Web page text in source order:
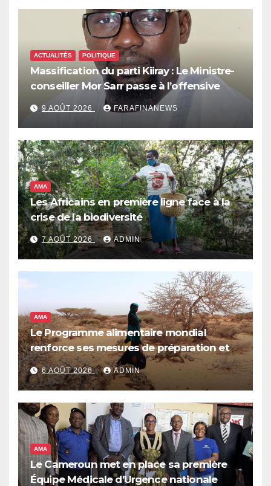
ACTUALITÉS POLITIQUE
Massification du parti Kiiray : Le Ministre-
conseiller Mor Sarr passe à l’offensive
9 AOÛT 2026 FARAFINANEWS
AMA
Les Africains en première ligne face à la
crise de la biodiversité
7 AOÛT 2026 ADMIN
AMA
Le Programme alimentaire mondial
renforce ses mesures de préparation et
de réponse face à la menace d’El Niño,
qui pourrait plonger des dizaines de
millions de personnes dans l’insécurité
alimentaire aiguë
6 AOÛT 2026 ADMIN
AMA
Le Cameroun met en place sa première
Équipe Médicale d’Urgence nationale